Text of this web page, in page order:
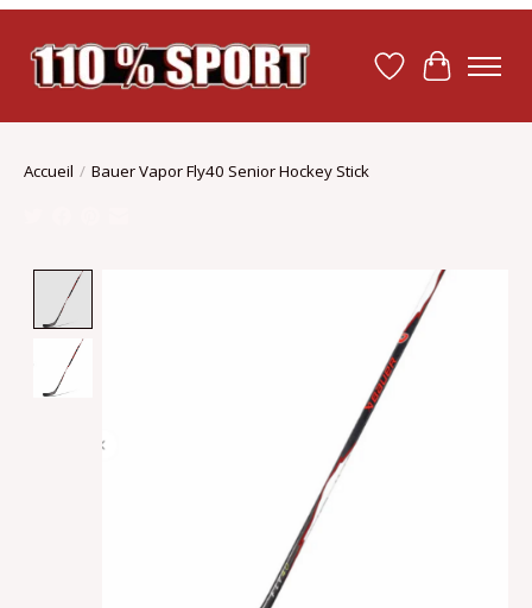
Liste dePanier
Accueil / Bauer Vapor Fly40 Senior Hockey Stick